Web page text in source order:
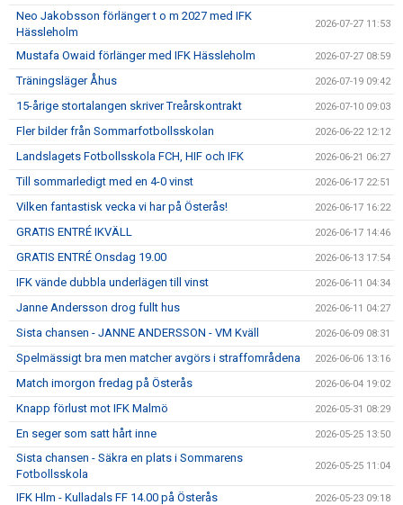
VM-TIPSET 2026
Neo Jakobsson förlänger t o m 2027 med IFK
Hässleholm
2026-07-27 11:53
Mustafa Owaid förlänger med IFK Hässleholm 2026-07-27 08:59
Träningsläger Åhus 2026-07-19 09:42
15-årige stortalangen skriver Treårskontrakt 2026-07-10 09:03
Fler bilder från Sommarfotbollsskolan 2026-06-22 12:12
Landslagets Fotbollsskola FCH, HIF och IFK 2026-06-21 06:27
Till sommarledigt med en 4-0 vinst 2026-06-17 22:51
Vilken fantastisk vecka vi har på Österås! 2026-06-17 16:22
GRATIS ENTRÉ IKVÄLL 2026-06-17 14:46
GRATIS ENTRÉ Onsdag 19.00 2026-06-13 17:54
IFK vände dubbla underlägen till vinst 2026-06-11 04:34
Janne Andersson drog fullt hus 2026-06-11 04:27
Sista chansen - JANNE ANDERSSON - VM Kväll 2026-06-09 08:31
Spelmässigt bra men matcher avgörs i straffområdena 2026-06-06 13:16
Match imorgon fredag på Österås 2026-06-04 19:02
Knapp förlust mot IFK Malmö 2026-05-31 08:29
En seger som satt hårt inne 2026-05-25 13:50
Sista chansen - Säkra en plats i Sommarens
Fotbollsskola
2026-05-25 11:04
IFK Hlm - Kulladals FF 14.00 på Österås 2026-05-23 09:18